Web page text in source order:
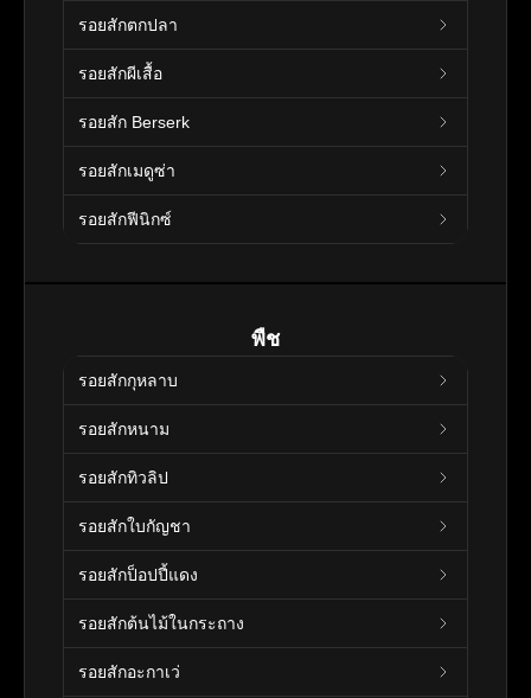
รอยสักตกปลา
รอยสักผีเสื้อ
รอยสัก Berserk
รอยสักเมดูซ่า
รอยสักฟีนิกซ์
พืช
รอยสักกุหลาบ
รอยสักหนาม
รอยสักทิวลิป
รอยสักใบกัญชา
รอยสักป็อปปี้แดง
รอยสักต้นไม้ในกระถาง
รอยสักอะกาเว่